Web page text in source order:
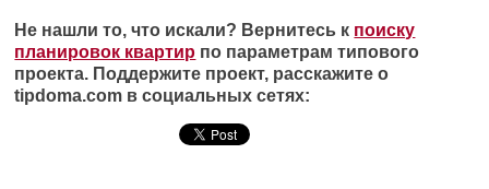
Не нашли то, что искали? Вернитесь к поиску
планировок квартир по параметрам типового
проекта. Поддержите проект, расскажите о
tipdoma.com в социальных сетях: